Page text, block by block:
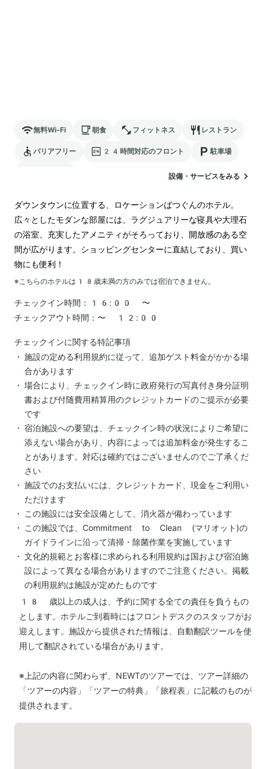
無料Wi-Fi 朝食 フィットネス レストラン
バリアフリー 24時間対応のフロント 駐車場
設備・サービスをみる
ダウンタウンに位置する、ロケーションばつぐんのホテル。
広々としたモダンな部屋には、ラグジュアリーな寝具や大理石
の浴室、充実したアメニティがそろっており、開放感のある空
間が広がります。ショッピングセンターに直結しており、買い
物にも便利！
※こちらのホテルは 18 歳未満の方のみでは宿泊できません。
チェックイン時間：
16:00 〜
チェックアウト時間： 〜 12:00
チェックインに関する特記事項
施設の定める利用規約に従って、追加ゲスト料金がかかる場
合があります
場合により、チェックイン時に政府発行の写真付き身分証明
書および付随費用精算用のクレジットカードのご提示が必要
です
宿泊施設への要望は、チェックイン時の状況によりご希望に
添えない場合があり、内容によっては追加料金が発生するこ
とがあります。対応は確約ではございませんのでご了承くだ
さい
施設でのお支払いには、クレジットカード、現金をご利用い
ただけます
この施設には安全設備として、消火器が備わっています
この施設では、Commitment to Clean (マリオット)の
ガイドラインに沿って清掃・除菌作業を実施しています
文化的規範とお客様に求められる利用規約は国および宿泊施
設によって異なる場合がありますのでご注意ください。掲載
の利用規約は施設が定めたものです
18 歳以上の成人は、予約に関する全ての責任を負うもの
とします。ホテルご到着時にはフロントデスクのスタッフがお
迎えします。施設から提供された情報は、自動翻訳ツールを使
用して翻訳されている場合があります。
※上記の内容に関わらず、NEWTのツアーでは、ツアー詳細の
「ツアーの内容」「ツアーの特典」「旅程表」に記載のものが
提供されます。